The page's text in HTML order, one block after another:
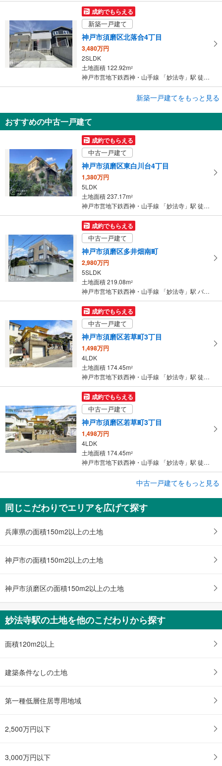
成約でもらえる
新築一戸建て
神戸市須磨区北落合4丁目
3,480万円
2SLDK
土地面積 122.92m2
神戸市営地下鉄西神・山手線 「妙法寺」駅 徒歩41分
神戸市須磨区白川台6丁目
3,999万円
4LDK
土地面積 127.76m
新築一戸建てをもっと見る
おすすめの中古一戸建て
成約でもらえる
中古一戸建て
神戸市須磨区東白川台4丁目
1,380万円
5LDK
土地面積 237.17m2
神戸市営地下鉄西神・山手線 「妙法寺」駅 徒歩39分
成約でもらえる
中古一戸建て
神戸市須磨区多井畑南町
2,980万円
5SLDK
土地面積 219.08m2
神戸市営地下鉄西神・山手線 「妙法寺」駅 バス10分 多井畑南町 バス停下車 徒歩5分
成約でもらえる
中古一戸建て
神戸市須磨区若草町3丁目
1,498万円
4LDK
土地面積 174.45m2
神戸市営地下鉄西神・山手線 「妙法寺」駅 徒歩28分
成約でもらえる
中古一戸建て
神戸市須磨区若草町3丁目
1,498万円
4LDK
土地面積 174.45m2
神戸市営地下鉄西神・山手線 「妙法寺」駅 徒歩28分
神戸市須磨区白川台4丁目
3,580万円
3LDK
土地面積 150.42m
中古一戸建てをもっと見る
同じこだわりでエリアを広げて探す
兵庫県の面積150m2以上の土地
神戸市の面積150m2以上の土地
神戸市須磨区の面積150m2以上の土地
妙法寺駅の土地を他のこだわりから探す
面積120m2以上
建築条件なしの土地
第一種低層住居専用地域
2,500万円以下
3,000万円以下